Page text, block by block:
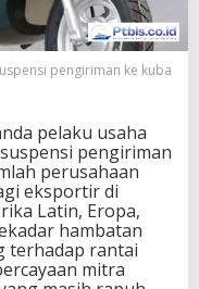
pengiriman ke kuba
pelaku usaha
pengiriman
perusahaan
eksportir di
Latin, Eropa,
hambatan
terhadap rantai
mitra